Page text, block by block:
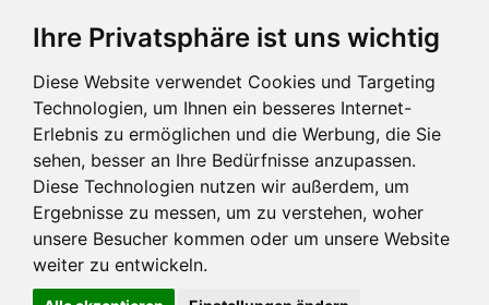
Ihre Privatsphäre ist uns wichtig
Diese Website verwendet Cookies und Targeting
Technologien, um Ihnen ein besseres Internet-
Erlebnis zu ermöglichen und die Werbung, die Sie
sehen, besser an Ihre Bedürfnisse anzupassen.
Diese Technologien nutzen wir außerdem, um
Ergebnisse zu messen, um zu verstehen, woher
unsere Besucher kommen oder um unsere Website
weiter zu entwickeln.
Mein Unternehmen hinzufügen